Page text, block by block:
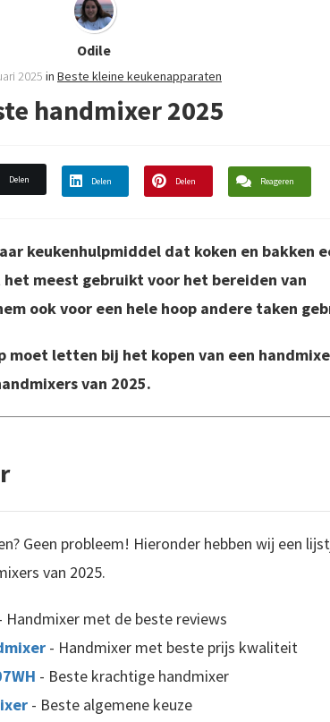
Odile
2025 in Beste kleine keukenapparaten
handmixer 2025
Delen Delen Delen Reageren
keukenhulpmiddel dat koken en bakken
meest gebruikt voor het bereiden van
ook voor een hele hoop andere taken
moet letten bij het kopen van een
van 2025.
Geen probleem! Hieronder hebben wij een
van 2025.
Handmixer met de beste reviews
- Handmixer met beste prijs kwaliteit
- Beste krachtige handmixer
- Beste algemene keuze